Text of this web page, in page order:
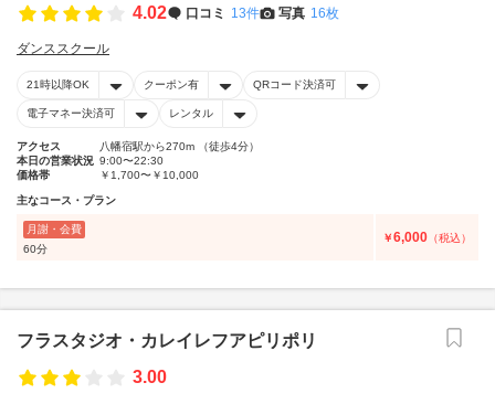
4.02 口コミ 13件 写真 16枚
ダンススクール
21時以降OK クーポン有 QRコード決済可
電子マネー決済可 レンタル
アクセス
八幡宿駅から270m （徒歩4分）
本日の営業状況 9:00〜22:30
価格帯
￥1,700〜￥10,000
主なコース・プラン
月謝・会費
60分
￥6,000 （税込）
フラスタジオ・カレイレフアピリポリ
3.00